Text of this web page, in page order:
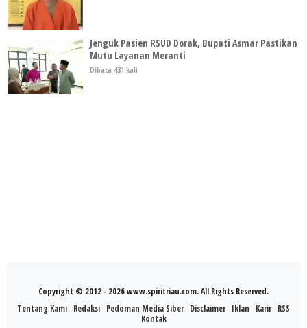
Jenguk Pasien RSUD Dorak, Bupati Asmar Pastikan
Mutu Layanan Meranti
Dibaca 431 kali
Copyright © 2012 - 2026 www.spiritriau.com. All Rights Reserved.
Tentang Kami Redaksi Pedoman Media Siber Disclaimer Iklan Karir RSS
Kontak